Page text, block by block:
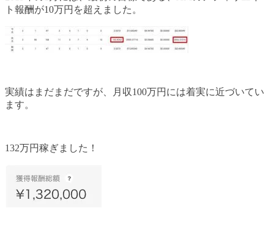
ト報酬が10万円を超えました。
実績はまだまだですが、月収100万円には着実に近づいてい
ます。
132万円稼ぎました！